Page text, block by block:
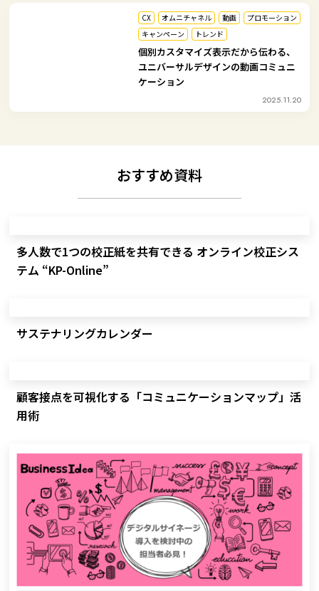
CX オムニチャネル 動画
プロモーション
キャンペーン
トレンド
個別カスタマイズ表示だから伝わる、
ユニバーサルデザインの動画コミュニ
ケーション
2025.11.20
おすすめ資料
多人数で1つの校正紙を共有できる オンライン校正シス
テム “KP-Online”
サステナリングカレンダー
顧客接点を可視化する「コミュニケーションマップ」活
用術